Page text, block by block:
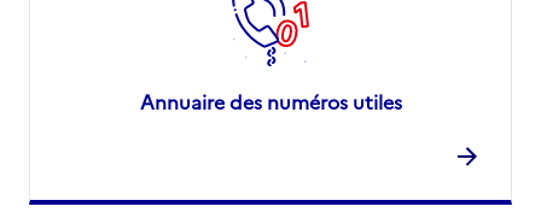
Annuaire des numéros utiles